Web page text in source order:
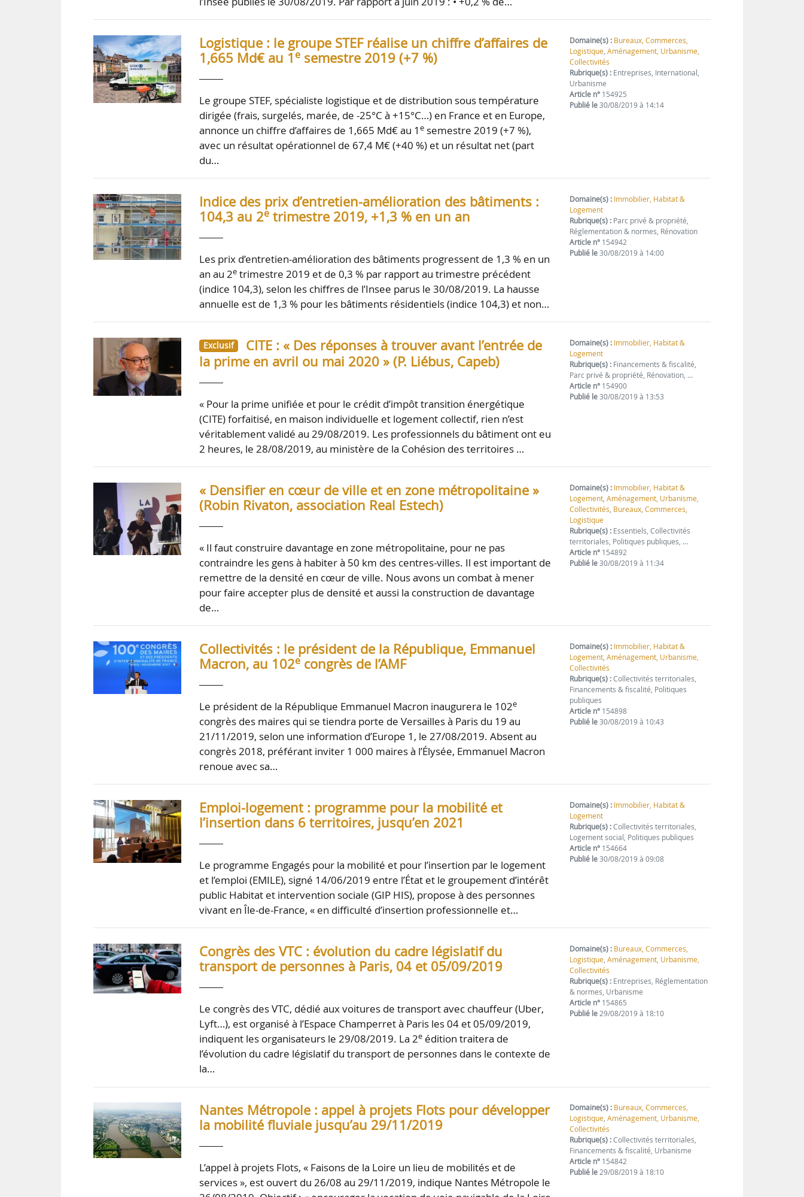
Logistique : le groupe STEF réalise un chiffre d’affaires de
1,665 Md€ au 1 e semestre 2019 (+7 %)
Le groupe STEF, spécialiste logistique et de distribution sous température
dirigée (frais, surgelés, marée, de -25°C à +15°C…) en France et en Europe,
annonce un chiffre d’affaires de 1,665 Md€ au 1e semestre 2019 (+7 %),
avec un résultat opérationnel de 67,4 M€ (+40 %) et un résultat net (part
du…
Domaine(s) : Bureaux, Commerces,
Logistique,Aménagement, Urbanisme,
Collectivités
Rubrique(s) : Entreprises, International,
Urbanisme
Article n° 154925
Publié le30/08/2019 à 14:14
Indice des prix d’entretien-amélioration des bâtiments :
104,3 au 2e trimestre 2019, +1,3 % en un an
Les prix d’entretien-amélioration des bâtiments progressent de 1,3 % en un
an au 2e trimestre 2019 et de 0,3 % par rapport au trimestre précédent
(indice 104,3), selon les chiffres de l’Insee parus le 30/08/2019. La hausse
annuelle est de 1,3 % pour les bâtiments résidentiels (indice 104,3) et non…
Domaine(s) : Immobilier, Habitat &
Logement
Rubrique(s) : Parc privé & propriété,
Réglementation & normes, Rénovation
Article n° 154942
Publié le30/08/2019 à 14:00
Exclusif
CITE : « Des réponses à trouver avant l’entrée de
la prime en avril ou mai 2020 » (P. Liébus, Capeb)
« Pour la prime unifiée et pour le crédit d’impôt transition énergétique
(CITE) forfaitisé, en maison individuelle et logement collectif, rien n’est
véritablement validé au 29/08/2019. Les professionnels du bâtiment ont eu
2 heures, le 28/08/2019, au ministère de la Cohésion des territoires …
Domaine(s) : Immobilier, Habitat &
Logement
Rubrique(s) : Financements & fiscalité,
Parc privé & propriété, Rénovation, …
Article n° 154900
Publié le30/08/2019 à 13:53
« Densifier en cœur de ville et en zone métropolitaine »
(Robin Rivaton, association Real Estech)
« Il faut construire davantage en zone métropolitaine, pour ne pas
contraindre les gens à habiter à 50 km des centres-villes. Il est important de
remettre de la densité en cœur de ville. Nous avons un combat à mener
pour faire accepter plus de densité et aussi la construction de davantage
de…
Domaine(s) : Immobilier, Habitat &
Logement,Aménagement, Urbanisme,
Collectivités, Bureaux, Commerces,
Logistique
Rubrique(s) : Essentiels, Collectivités
territoriales, Politiques publiques, …
Article n° 154892
Publié le30/08/2019 à 11:34
Collectivités : le président de la République, Emmanuel
Macron, au 102e congrès de l’AMF
Le président de la République Emmanuel Macron inaugurera le 102e
congrès des maires qui se tiendra porte de Versailles à Paris du 19 au
21/11/2019, selon une information d’Europe 1, le 27/08/2019. Absent au
congrès 2018, préférant inviter 1 000 maires à l’Élysée, Emmanuel Macron
renoue avec sa…
Domaine(s) : Immobilier, Habitat &
Logement,Aménagement, Urbanisme,
Collectivités
Rubrique(s) :Collectivités territoriales,
Financements & fiscalité, Politiques
publiques
Article n° 154898
Publié le30/08/2019 à 10:43
Emploi-logement : programme pour la mobilité et
l’insertion dans 6 territoires, jusqu’en 2021
Le programme Engagés pour la mobilité et pour l’insertion par le logement
et l’emploi (EMILE), signé 14/06/2019 entre l’État et le groupement d’intérêt
public Habitat et intervention sociale (GIP HIS), propose à des personnes
vivant en Île-de-France, « en difficulté d’insertion professionnelle et…
Domaine(s) : Immobilier, Habitat &
Logement
Rubrique(s) :Collectivités territoriales,
Logement social, Politiques publiques
Article n° 154664
Publié le30/08/2019 à 09:08
Congrès des VTC : évolution du cadre législatif du
transport de personnes à Paris, 04 et 05/09/2019
Le congrès des VTC, dédié aux voitures de transport avec chauffeur (Uber,
Lyft…), est organisé à l’Espace Champerret à Paris les 04 et 05/09/2019,
indiquent les organisateurs le 29/08/2019. La 2e édition traitera de
l’évolution du cadre législatif du transport de personnes dans le contexte de
la…
Domaine(s) : Bureaux, Commerces,
Logistique,Aménagement, Urbanisme,
Collectivités
Rubrique(s) : Entreprises, Réglementation
& normes, Urbanisme
Article n° 154865
Publié le29/08/2019 à 18:10
Nantes Métropole : appel à projets Flots pour développer
la mobilité fluviale jusqu’au 29/11/2019
L’appel à projets Flots, « Faisons de la Loire un lieu de mobilités et de
services », est ouvert du 26/08 au 29/11/2019, indique Nantes Métropole le
Domaine(s) : Bureaux, Commerces,
Logistique,Aménagement, Urbanisme,
Collectivités
Rubrique(s) :Collectivités territoriales,
Financements & fiscalité, Urbanisme
Article n° 154842
Publié le29/08/2019 à 18:10